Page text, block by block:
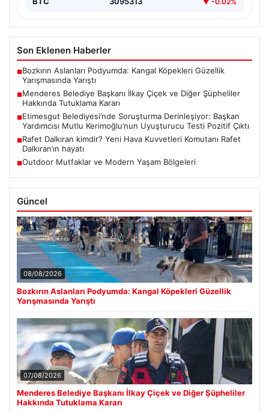
Son Eklenen Haberler
■Bozkırın Aslanları Podyumda: Kangal Köpekleri Güzellik
Yarışmasında Yarıştı
■Menderes Belediye Başkanı İlkay Çiçek ve Diğer Şüpheliler
Hakkında Tutuklama Kararı
■Etimesgut Belediyesi’nde Soruşturma Derinleşiyor: Başkan
Yardımcısı Mutlu Kerimoğlu’nun Uyuşturucu Testi Pozitif Çıktı
■Rafet Dalkıran kimdir? Yeni Hava Kuvvetleri Komutanı Rafet
Dalkıran’ın hayatı
■Outdoor Mutfaklar ve Modern Yaşam Bölgeleri
Güncel
08/08/2026
Bozkırın Aslanları Podyumda: Kangal Köpekleri Güzellik
Yarışmasında Yarıştı
07/08/2026
Menderes Belediye Başkanı İlkay Çiçek ve Diğer Şüpheliler
Hakkında Tutuklama Kararı